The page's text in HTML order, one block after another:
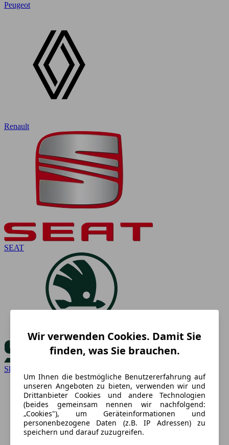
Peugeot
Renault
SEAT
Skoda
Wir verwenden Cookies. Damit Sie
finden, was Sie brauchen.
Um Ihnen die bestmögliche Benutzererfahrung auf
unseren Angeboten zu bieten, verwenden wir und
Drittanbieter Cookies und andere Technologien
(beides gemeinsam nennen wir nachfolgend:
„Cookies"), um Geräteinformationen und
personenbezogene Daten (z.B. IP Adressen) zu
speichern und darauf zuzugreifen.